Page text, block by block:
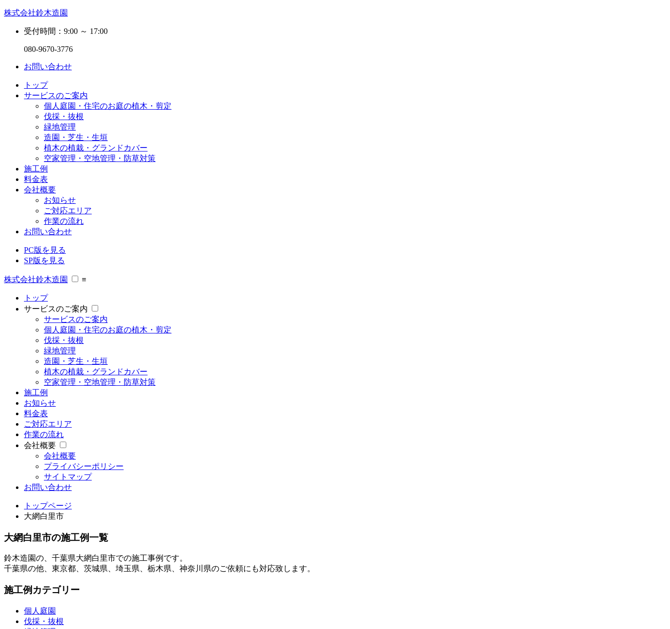
株式会社鈴木造園
受付時間：9:00 ～ 17:00
080-9670-3776
お問い合わせ
トップ
サービスのご案内
個人庭園・住宅のお庭の植木・剪定
伐採・抜根
緑地管理
造園・芝生・生垣
植木の植栽・グランドカバー
空家管理・空地管理・防草対策
施工例
料金表
会社概要
お知らせ
ご対応エリア
作業の流れ
お問い合わせ
PC版を見る
SP版を見る
株式会社鈴木造園 ≡
トップ
サービスのご案内
サービスのご案内
個人庭園・住宅のお庭の植木・剪定
伐採・抜根
緑地管理
造園・芝生・生垣
植木の植栽・グランドカバー
空家管理・空地管理・防草対策
施工例
お知らせ
料金表
ご対応エリア
作業の流れ
会社概要
会社概要
プライバシーポリシー
サイトマップ
お問い合わせ
トップページ
大網白里市
大網白里市の施工例一覧
鈴木造園の、千葉県大網白里市での施工事例です。
千葉県の他、東京都、茨城県、埼玉県、栃木県、神奈川県のご依頼にも対応致します。
施工例カテゴリー
個人庭園
伐採・抜根